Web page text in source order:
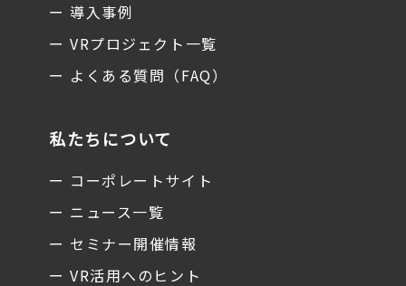
ー 導入事例
ー VRプロジェクト一覧
ー よくある質問（FAQ）
私たちについて
ー コーポレートサイト
ー ニュース一覧
ー セミナー開催情報
ー VR活用へのヒント